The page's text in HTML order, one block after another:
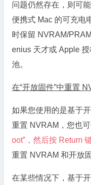
问题仍然存在，则可
便携式 Mac 的可充电
时保留 NVRAM/
enius 天才或 Apple
池。
在“开放固件”中重置
如果您使用的是基于
重置 NVRAM，您也可
oot”，然后按 Return
重置 NVRAM 和开放
在某些情况下，基于